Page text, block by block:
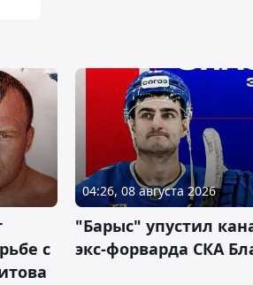
с
04:26, 08 августа 2026
"Барыс" упустил
экс-форварда СКА